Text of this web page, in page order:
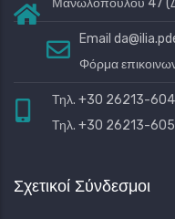
Email
Φόρμα
Τηλ. +30 26213-
Τηλ. +30 26213-
Σχετικοί Σύνδεσμοι